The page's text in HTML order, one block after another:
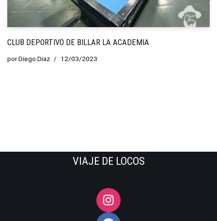
CLUB DEPORTIVO DE BILLAR LA ACADEMIA
porDiego Diaz 12/03/2023
VIAJE DE LOCOS